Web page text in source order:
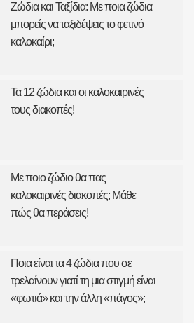
Ζώδια και Ταξίδια: Με ποια ζώδια
μπορείς να ταξιδέψεις το φετινό
καλοκαίρι;
Τα 12 ζώδια και οι καλοκαιρινές
τους διακοπές!
Με ποιο ζώδιο θα πας
καλοκαιρινές διακοπές; Μάθε
πώς θα περάσεις!
Ποια είναι τα 4 ζώδια που σε
τρελαίνουν γιατί τη μια στιγμή είναι
«φωτιά» και την άλλη «πάγος»;